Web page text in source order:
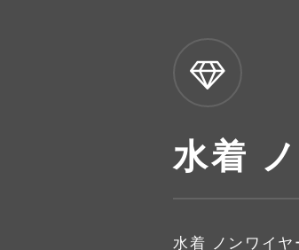
水着
水着 ノンワイ